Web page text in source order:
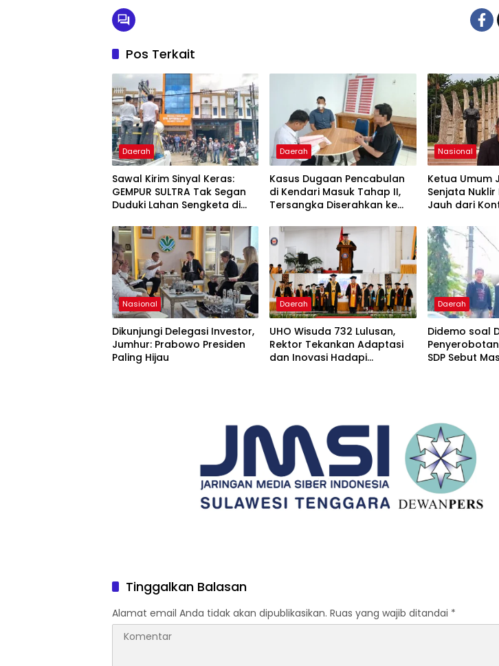
Pos Terkait
Daerah
Sawal Kirim Sinyal Keras:
GEMPUR SULTRA Tak Segan
Duduki Lahan Sengketa di
Daerah
Kasus Dugaan Pencabulan
di Kendari Masuk Tahap II,
Tersangka Diserahkan ke
Nasional
Ketua Umum
Senjata
Jauh dari
Nasional
Dikunjungi Delegasi Investor,
Jumhur: Prabowo Presiden
Paling Hijau
Daerah
UHO Wisuda 732 Lulusan,
Rektor Tekankan Adaptasi
dan Inovasi Hadapi
Daerah
Didemo soal
SDP Sebut
Tinggalkan Balasan
Alamat email Anda tidak akan dipublikasikan. Ruas yang wajib ditandai *